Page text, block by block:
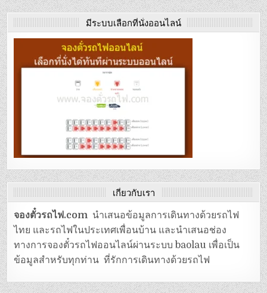
มีระบบเลือกที่นั่งออนไลน์
เกี่ยวกับเรา
จองตั๋วรถไฟ.com นำเสนอข้อมูลการเดินทางด้วยรถไฟ
ไทย และรถไฟในประเทศเพื่อนบ้าน และนำเสนอช่อง
ทางการจองตั๋วรถไฟออนไลน์ผ่านระบบ baolau เพื่อเป็น
ข้อมูลสำหรับทุกท่าน ที่รักการเดินทางด้วยรถไฟ